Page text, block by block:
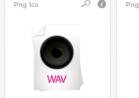
Png Ico Png